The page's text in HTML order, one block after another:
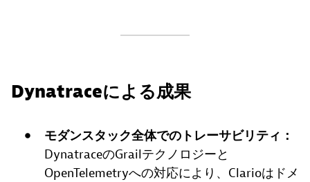
Dynatraceによる成果
モダンスタック全体でのトレーサビリティ：
DynatraceのGrailテクノロジーと
OpenTelemetryへの対応により、Clarioはドメ